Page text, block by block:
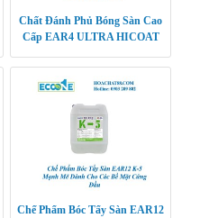
Chất Đánh Phủ Bóng Sàn Cao
Cấp EAR4 ULTRA HICOAT
Terrazzo
Chế Phẩm Bóc Tẩy Sàn EAR12